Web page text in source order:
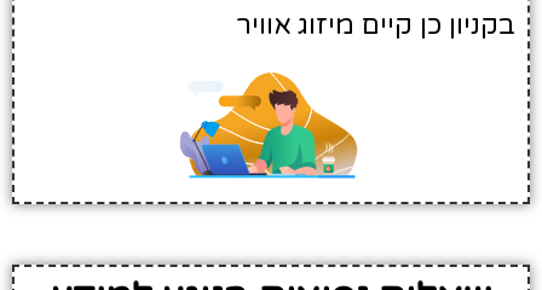
בקניון כן קיים מיזוג אוויר